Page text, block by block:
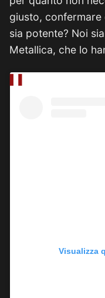
giusto,
sia potente? Noi
Metallica, che lo
Visualizza